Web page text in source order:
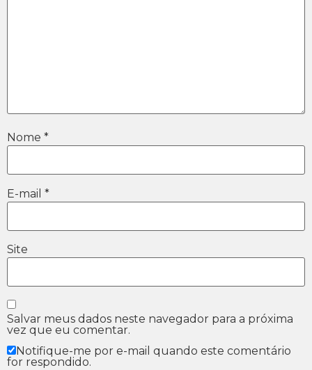
Nome *
E-mail *
Site
Salvar meus dados neste navegador para a próxima
vez que eu comentar.
Notifique-me por e-mail quando este comentário
for respondido.